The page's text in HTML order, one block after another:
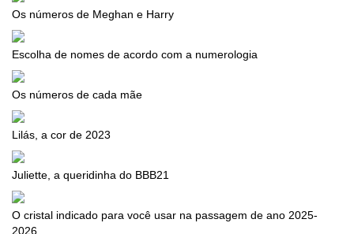
Os números de Meghan e Harry
Escolha de nomes de acordo com a numerologia
Os números de cada mãe
Lilás, a cor de 2023
Juliette, a queridinha do BBB21
O cristal indicado para você usar na passagem de ano 2025-
2026